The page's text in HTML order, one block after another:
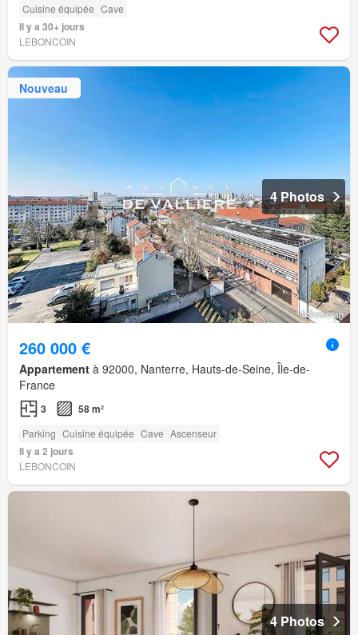
Cuisine équipée Cave
Il y a 30+ jours
LEBONCOIN
Nouveau
4 Photos
260 000 €
Appartement à 92000, Nanterre, Hauts-de-Seine, Île-de-
France
3 58 m²
Parking Cuisine équipée Cave Ascenseur
Il y a 2 jours
LEBONCOIN
4 Photos